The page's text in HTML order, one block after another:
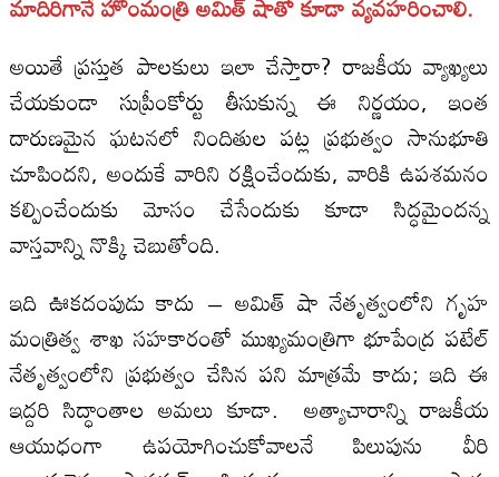
అయితే ప్రస్తుత పాలకులు ఇలా చేస్తారా? రాజకీయ వ్యాఖ్యలు
చేయకుండా సుప్రీంకోర్టు తీసుకున్న ఈ నిర్ణయం, ఇంత
దారుణమైన ఘటనలో నిందితుల పట్ల ప్రభుత్వం సానుభూతి
చూపిందని, అందుకే వారిని రక్షించేందుకు, వారికి ఉపశమనం
కల్పించేందుకు మోసం చేసేందుకు కూడా సిద్ధమైందన్న
వాస్తవాన్ని నొక్కి చెబుతోంది.
ఇది ఊకదంపుడు కాదు – అమిత్ షా నేతృత్వంలోని గృహ
మంత్రిత్వ శాఖ సహకారంతో ముఖ్యమంత్రిగా భూపేంద్ర పటేల్
నేతృత్వంలోని ప్రభుత్వం చేసిన పని మాత్రమే కాదు; ఇది ఈ
ఇద్దరి సిద్ధాంతాల అమలు కూడా. అత్యాచారాన్ని రాజకీయ
ఆయుధంగా ఉపయోగించుకోవాలనే పిలుపును వీరి